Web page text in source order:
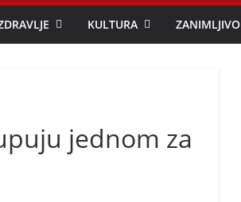
KULTURA ZANIMLJIVO
jednom za